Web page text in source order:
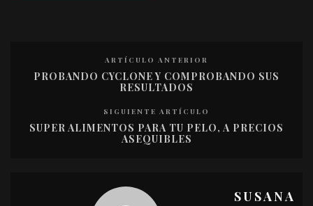
ARTÍCULO ANTERIOR
PROBANDO CYCLONE Y COMPROBANDO SUS
RESULTADOS
SIGUIENTE ARTÍCULO
SUPER ALIMENTOS PARA TU PELO, A PRECIOS
ASEQUIBLES
SUSANA